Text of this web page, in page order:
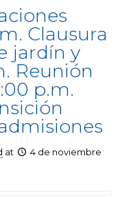
Clausura
jardín y
Reunión
p.m.
at
4 de noviembre